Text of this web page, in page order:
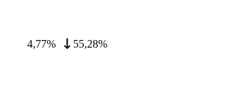
4,77% 55,28%